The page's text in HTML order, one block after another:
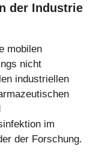
der Industrie
mobilen
nicht
industriellen
im
der Forschung.